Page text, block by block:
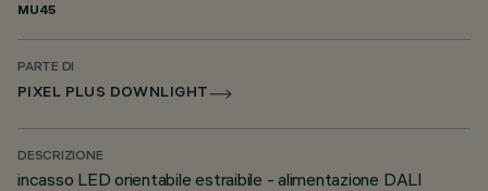
MU45
PARTE DI
PIXEL PLUS DOWNLIGHT
DESCRIZIONE
incasso LED orientabile estraibile - alimentazione DALI